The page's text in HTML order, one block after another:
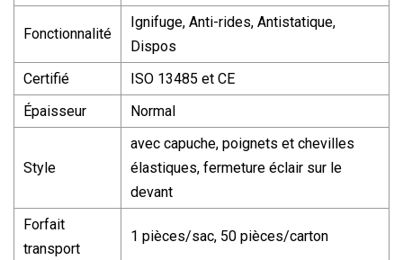
Fonctionnalité
Ignifuge, Anti-rides, Antistatique,
Dispos
Certifié
ISO 13485 et CE
Épaisseur
Normal
Style
avec capuche, poignets et chevilles
élastiques, fermeture éclair sur le
devant
Forfait
transport
1 pièces/sac, 50 pièces/carton